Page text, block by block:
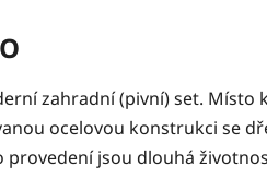
zahradní (pivní) set.
ocelovou konstrukci se
jsou dlouhá